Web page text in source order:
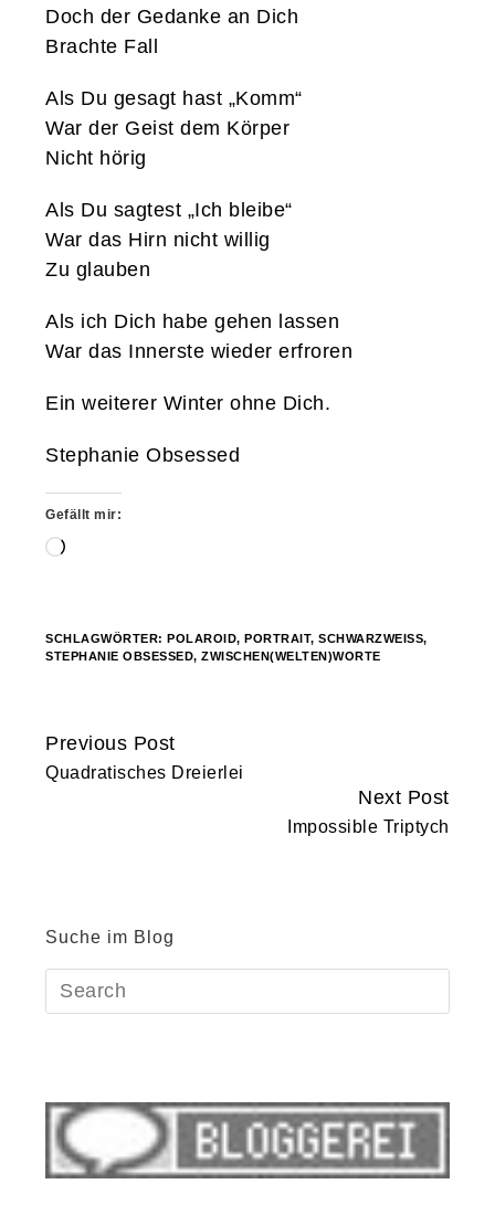
Doch der Gedanke an Dich
Brachte Fall
Als Du gesagt hast „Komm“
War der Geist dem Körper
Nicht hörig
Als Du sagtest „Ich bleibe“
War das Hirn nicht willig
Zu glauben
Als ich Dich habe gehen lassen
War das Innerste wieder erfroren
Ein weiterer Winter ohne Dich.
Stephanie Obsessed
Gefällt mir:
Wird
SCHLAGWÖRTER:POLAROID,PORTRAIT,SCHWARZWEISS
,
STEPHANIE OBSESSED,ZWISCHEN(WELTEN)WORTE
Continue
Reading
Previous Post
Quadratisches Dreierlei
Next Post
Impossible Triptych
Suche im Blog